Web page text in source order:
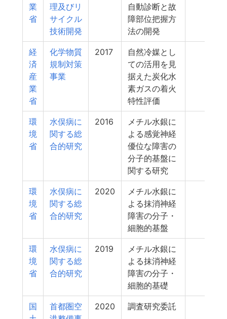
業
省
理及びリ
サイクル
技術開発
自動診断と故
障部位把握方
法の開発
経
済
産
業
省
化学物質
規制対策
事業
2017
自然冷媒とし
ての活用を見
据えた炭化水
素ガスの着火
特性評価
環
境
省
水俣病に
関する総
合的研究
2016
メチル水銀に
よる感覚神経
優位な障害の
分子的基盤に
関する研究
環
境
省
水俣病に
関する総
合的研究
2020
メチル水銀に
よる抹消神経
障害の分子・
細胞的基盤
環
境
省
水俣病に
関する総
合的研究
2019
メチル水銀に
よる抹消神経
障害の分子・
細胞的基礎
国
首都圏空
2020 調査研究委託